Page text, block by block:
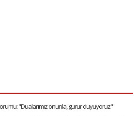
"Dualarımız onunla, gurur duyuyoruz"